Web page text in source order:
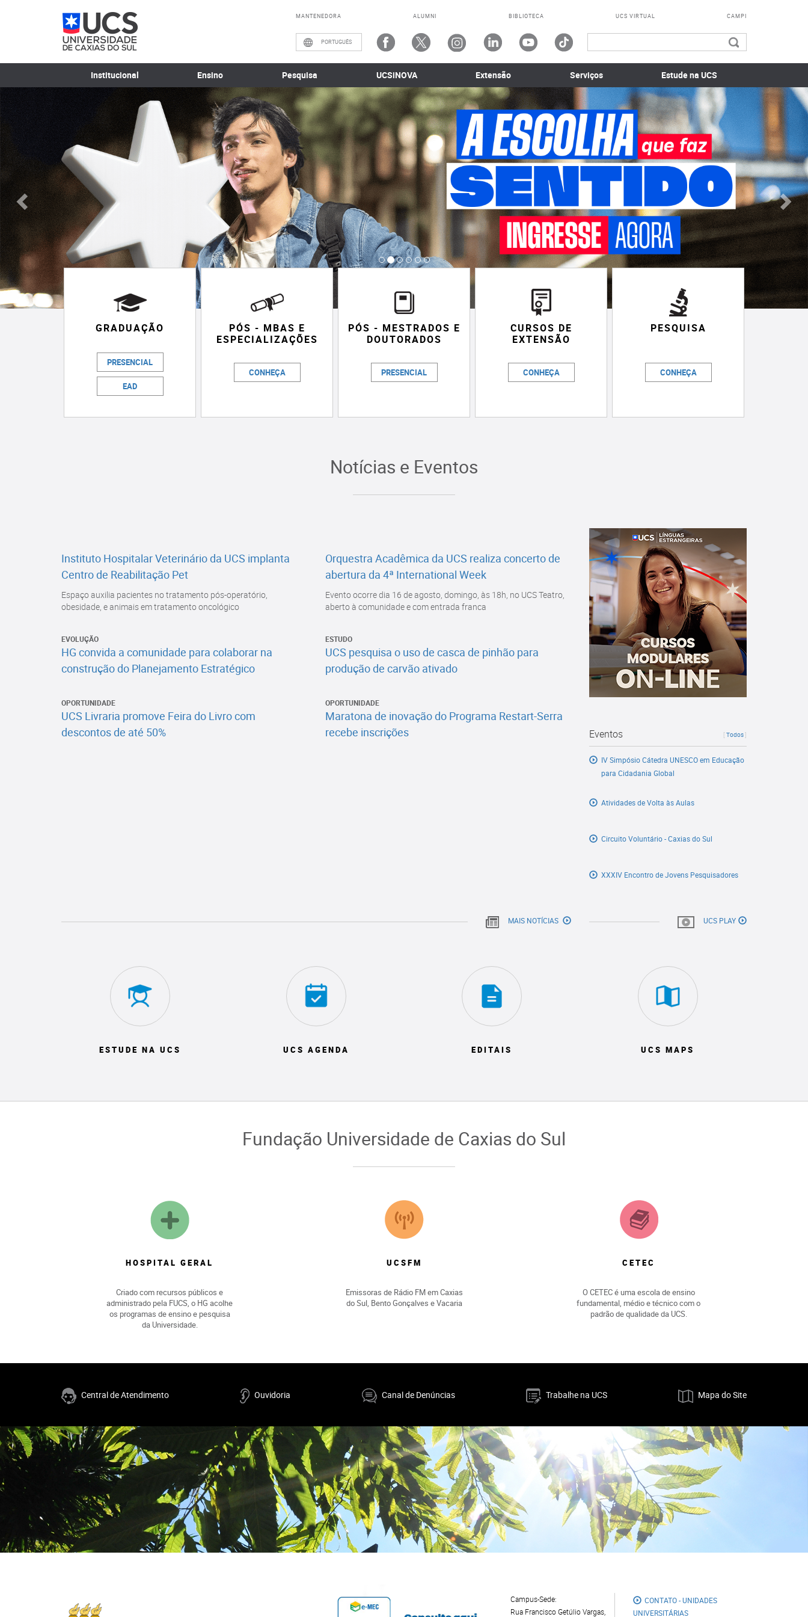
MANTENEDORA ALUMNI BIBLIOTECA UCS VIRTUAL CAMPI
PORTUGUÊS
Institucional Ensino Pesquisa UCSiNOVA Extensão Serviços Estude na UCS
Anterior
GRADUAÇÃO
PRESENCIAL
EAD
PÓS - MBAS E
ESPECIALIZAÇÕES
CONHEÇA
PÓS - MESTRADOS E
DOUTORADOS
PRESENCIAL
CURSOS DE
EXTENSÃO
CONHEÇA
PESQUISA
CONHEÇA
Notícias e Eventos
Instituto Hospitalar Veterinário da UCS implanta
Centro de Reabilitação Pet
Espaço auxilia pacientes no tratamento pós-operatório,
obesidade, e animais em tratamento oncológico
Orquestra Acadêmica da UCS realiza concerto de
abertura da 4ª International Week
Evento ocorre dia 16 de agosto, domingo, às 18h, no UCS Teatro,
aberto à comunidade e com entrada franca
EVOLUÇÃO
HG convida a comunidade para colaborar na
construção do Planejamento Estratégico
ESTUDO
UCS pesquisa o uso de casca de pinhão para
produção de carvão ativado
OPORTUNIDADE
UCS Livraria promove Feira do Livro com
descontos de até 50%
OPORTUNIDADE
Maratona de inovação do Programa Restart-Serra
recebe inscrições
Eventos [ Todos]
IV Simpósio Cátedra UNESCO em Educação
para Cidadania Global
Atividades de Volta às Aulas
Circuito Voluntário - Caxias do Sul
XXXIV Encontro de Jovens Pesquisadores
MAIS NOTÍCIAS UCS PLAY
ESTUDE NA UCS UCS AGENDA EDITAIS UCS MAPS
Fundação Universidade de Caxias do Sul
HOSPITAL GERAL
Criado com recursos públicos e
administrado pela FUCS, o HG acolhe
os programas de ensino e pesquisa
da Universidade.
UCSFM
Emissoras de Rádio FM em Caxias
do Sul, Bento Gonçalves e Vacaria
CETEC
O CETEC é uma escola de ensino
fundamental, médio e técnico com o
padrão de qualidade da UCS.
Central de Atendimento Ouvidoria Canal de Denúncias Trabalhe na UCS Mapa do Site
Campus-Sede:
Rua Francisco Getúlio Vargas,
CONTATO - UNIDADES
UNIVERSITÁRIAS